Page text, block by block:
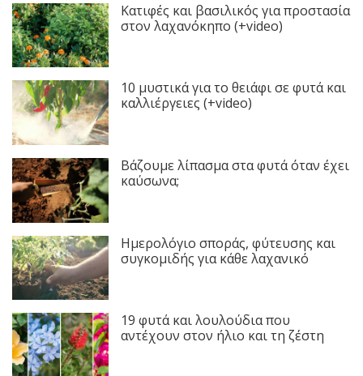
Κατιφές και βασιλικός για προστασία
στον λαχανόκηπο (+video)
10 μυστικά για το θειάφι σε φυτά και
καλλιέργειες (+video)
Βάζουμε λίπασμα στα φυτά όταν έχει
καύσωνα;
Ημερολόγιο σποράς, φύτευσης και
συγκομιδής για κάθε λαχανικό
19 φυτά και λουλούδια που
αντέχουν στον ήλιο και τη ζέστη